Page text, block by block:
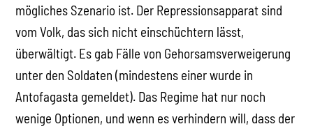
mögliches Szenario ist. Der Repressionsapparat sind
vom Volk, das sich nicht einschüchtern lässt,
überwältigt. Es gab Fälle von Gehorsamsverweigerung
unter den Soldaten (mindestens einer wurde in
Antofagasta gemeldet). Das Regime hat nur noch
wenige Optionen, und wenn es verhindern will, dass der